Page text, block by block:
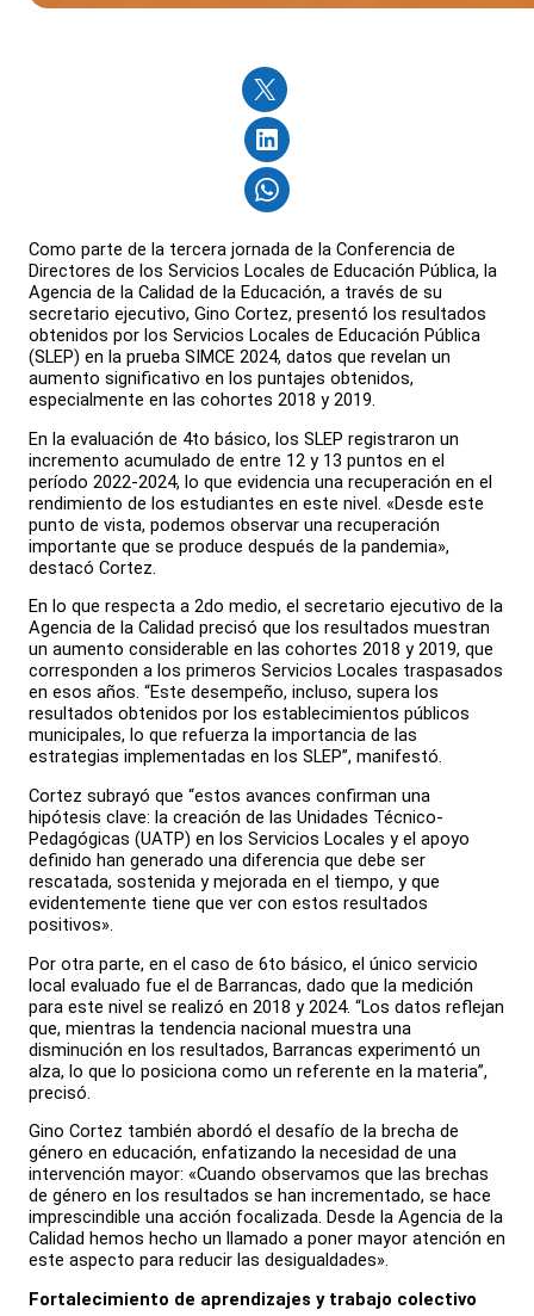
Como parte de la tercera jornada de la Conferencia de
Directores de los Servicios Locales de Educación Pública, la
Agencia de la Calidad de la Educación, a través de su
secretario ejecutivo, Gino Cortez, presentó los resultados
obtenidos por los Servicios Locales de Educación Pública
(SLEP) en la prueba SIMCE 2024, datos que revelan un
aumento significativo en los puntajes obtenidos,
especialmente en las cohortes 2018 y 2019.
En la evaluación de 4to básico, los SLEP registraron un
incremento acumulado de entre 12 y 13 puntos en el
período 2022-2024, lo que evidencia una recuperación en el
rendimiento de los estudiantes en este nivel. «Desde este
punto de vista, podemos observar una recuperación
importante que se produce después de la pandemia»,
destacó Cortez.
En lo que respecta a 2do medio, el secretario ejecutivo de la
Agencia de la Calidad precisó que los resultados muestran
un aumento considerable en las cohortes 2018 y 2019, que
corresponden a los primeros Servicios Locales traspasados
en esos años. “Este desempeño, incluso, supera los
resultados obtenidos por los establecimientos públicos
municipales, lo que refuerza la importancia de las
estrategias implementadas en los SLEP”, manifestó.
Cortez subrayó que “estos avances confirman una
hipótesis clave: la creación de las Unidades Técnico-
Pedagógicas (UATP) en los Servicios Locales y el apoyo
definido han generado una diferencia que debe ser
rescatada, sostenida y mejorada en el tiempo, y que
evidentemente tiene que ver con estos resultados
positivos».
Por otra parte, en el caso de 6to básico, el único servicio
local evaluado fue el de Barrancas, dado que la medición
para este nivel se realizó en 2018 y 2024. “Los datos reflejan
que, mientras la tendencia nacional muestra una
disminución en los resultados, Barrancas experimentó un
alza, lo que lo posiciona como un referente en la materia”,
precisó.
Gino Cortez también abordó el desafío de la brecha de
género en educación, enfatizando la necesidad de una
intervención mayor: «Cuando observamos que las brechas
de género en los resultados se han incrementado, se hace
imprescindible una acción focalizada. Desde la Agencia de la
Calidad hemos hecho un llamado a poner mayor atención en
este aspecto para reducir las desigualdades».
Fortalecimiento de aprendizajes y trabajo colectivo